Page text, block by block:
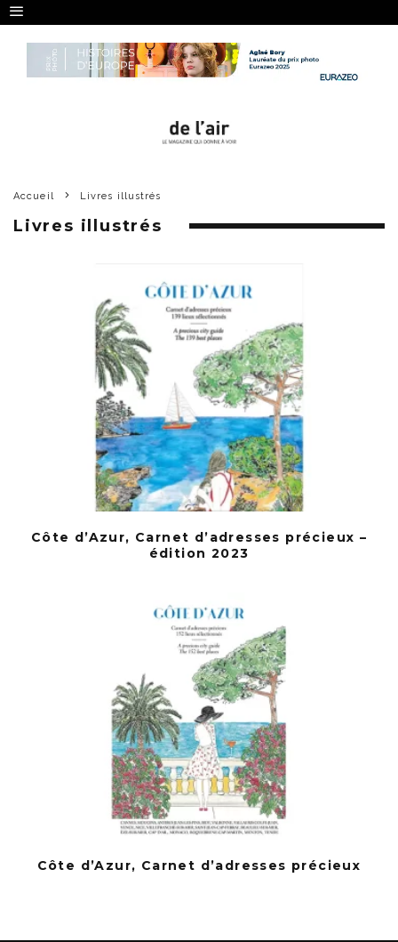
Accueil Livres illustrés
Livres illustrés
Côte d’Azur, Carnet d’adresses précieux –
édition 2023
Côte d’Azur, Carnet d’adresses précieux